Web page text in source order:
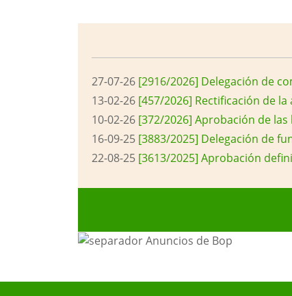
27-07-26 [2916/2026] Delegación de
13-02-26 [457/2026] Rectificación de
10-02-26 [372/2026] Aprobación de
16-09-25 [3883/2025] Delegación de
22-08-25 [3613/2025] Aprobación